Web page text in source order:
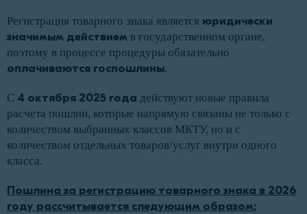
Регистрация товарного знака является юридически
значимым действием в государственном органе,
поэтому в процессе процедуры обязательно
оплачиваются госпошлины.
С 4 октября 2025 года действуют новые правила
расчета пошлин, которые напрямую связаны не только с
количеством выбранных классов МКТУ, но и с
количеством отдельных товаров/услуг внутри одного
класса.
Пошлина за регистрацию товарного знака в 2026
году рассчитывается следующим образом: